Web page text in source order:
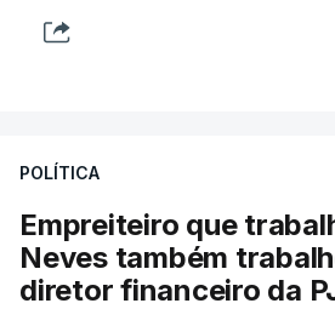
POLÍTICA
Empreiteiro que
Neves também
diretor financeiro da